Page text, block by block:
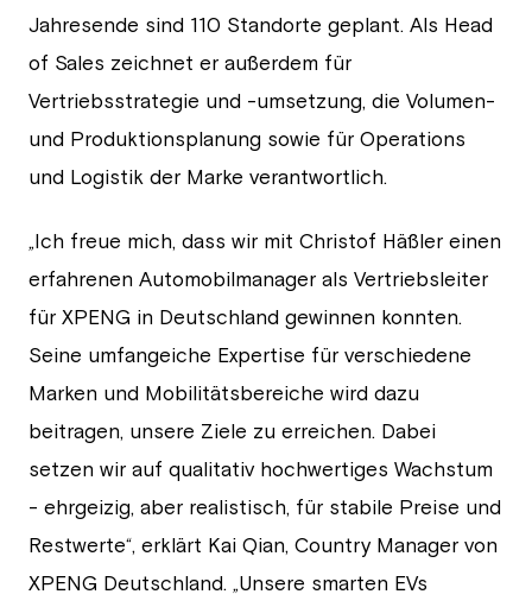
Jahresende sind 110 Standorte geplant. Als Head
of Sales zeichnet er außerdem für
Vertriebsstrategie und -umsetzung, die Volumen-
und Produktionsplanung sowie für Operations
und Logistik der Marke verantwortlich.
„Ich freue mich, dass wir mit Christof Häßler einen
erfahrenen Automobilmanager als Vertriebsleiter
für XPENG in Deutschland gewinnen konnten.
Seine umfangeiche Expertise für verschiedene
Marken und Mobilitätsbereiche wird dazu
beitragen, unsere Ziele zu erreichen. Dabei
setzen wir auf qualitativ hochwertiges Wachstum
- ehrgeizig, aber realistisch, für stabile Preise und
Restwerte“, erklärt Kai Qian, Country Manager von
XPENG Deutschland. „Unsere smarten EVs